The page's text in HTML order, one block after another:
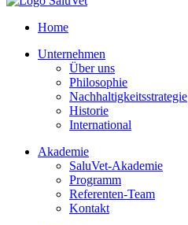
Home
Unternehmen
Über uns
Philosophie
Nachhaltigkeitsstrategie
Historie
International
Akademie
SaluVet-Akademie
Programm
Referenten-Team
Kontakt